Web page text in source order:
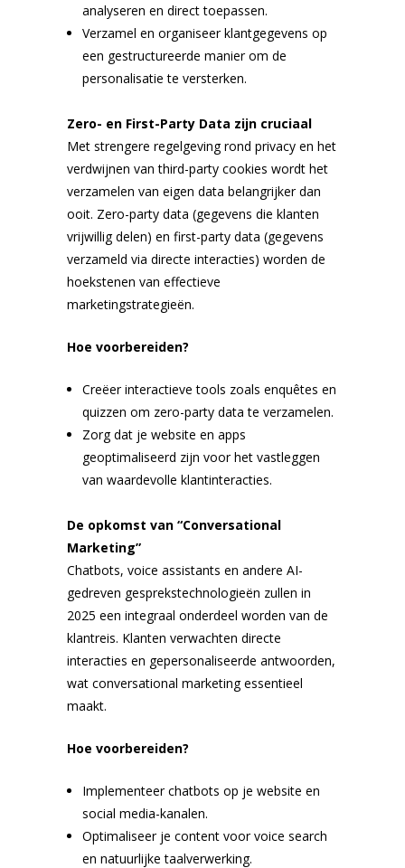
analyseren en direct toepassen.
Verzamel en organiseer klantgegevens op
een gestructureerde manier om de
personalisatie te versterken.
Zero- en First-Party Data zijn cruciaal
Met strengere regelgeving rond privacy en het
verdwijnen van third-party cookies wordt het
verzamelen van eigen data belangrijker dan
ooit. Zero-party data (gegevens die klanten
vrijwillig delen) en first-party data (gegevens
verzameld via directe interacties) worden de
hoekstenen van effectieve
marketingstrategieën.
Hoe voorbereiden?
Creëer interactieve tools zoals enquêtes en
quizzen om zero-party data te verzamelen.
Zorg dat je website en apps
geoptimaliseerd zijn voor het vastleggen
van waardevolle klantinteracties.
De opkomst van “Conversational
Marketing”
Chatbots, voice assistants en andere AI-
gedreven gesprekstechnologieën zullen in
2025 een integraal onderdeel worden van de
klantreis. Klanten verwachten directe
interacties en gepersonaliseerde antwoorden,
wat conversational marketing essentieel
maakt.
Hoe voorbereiden?
Implementeer chatbots op je website en
social media-kanalen.
Optimaliseer je content voor voice search
en natuurlijke taalverwerking.